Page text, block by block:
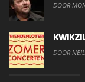
DOOR
DOOR